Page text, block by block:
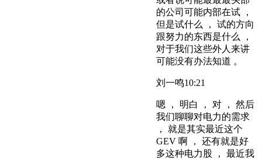
的公司可能内部在试 ，
但是试什么 ， 试的方向
跟努力的东西是什么 ，
对于我们这些外人来讲
可能没有办法知道 。
刘一鸣10:21
嗯 ， 明白 ， 对 ， 然后
我们聊聊对电力的需求
， 就是其实最近这个
GEV 啊 ， 还有就是好
多这种电力股 ， 最近我